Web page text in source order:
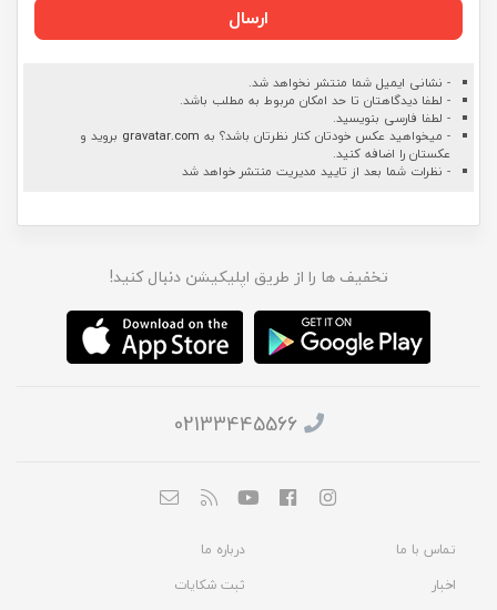
ارسال
- نشانی ایمیل شما منتشر نخواهد شد.
- لطفا دیدگاهتان تا حد امکان مربوط به مطلب باشد.
- لطفا فارسی بنویسید.
- میخواهید عکس خودتان کنار نظرتان باشد؟ به gravatar.com بروید و
عکستان را اضافه کنید.
- نظرات شما بعد از تایید مدیریت منتشر خواهد شد
تخفیف ها را از طریق اپلیکیشن دنبال کنید!
02133445566
تماس با ما
درباره ما
اخبار
ثبت شکایات